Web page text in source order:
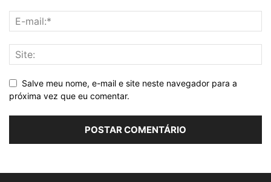
Salve meu nome, e-mail e site neste navegador para a
próxima vez que eu comentar.